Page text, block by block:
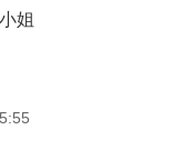
姐